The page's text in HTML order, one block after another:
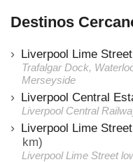
Destinos
Liverpool Lime
Trafalgar Dock,
Merseyside
Liverpool Central
Liverpool Central
Liverpool Lime
km)
Liverpool Lime Street